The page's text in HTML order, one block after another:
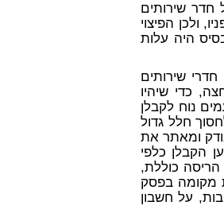
חדר שירותים
ולכן הפיצוי
היה עלות
לתכנן חדרי שירותים
כדי שיהיו
נוח לקבלן
חלל גדול
ומאתר את
הקבלן כלפי
הריסה כוללת,
מקומה בפסק
על חשבון